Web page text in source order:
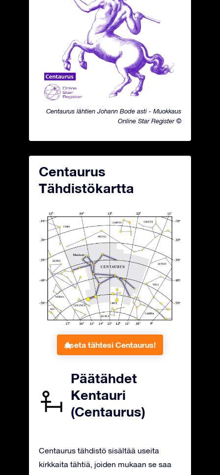
Centaurus lähtien Johann Bode asti - Muokkaus
Online Star Register ©
Centaurus
Tähdistökartta
Aseta tähtesi Centaurus!
Päätähdet
Kentauri
(Centaurus)
Centaurus tähdistö sisältää useita
kirkkaita tähtiä, joiden mukaan se saa